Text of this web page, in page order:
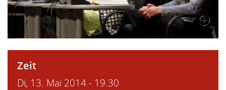
Zeit
Di, 13. Mai 2014 - 19.30